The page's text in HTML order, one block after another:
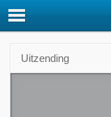
Uitzending